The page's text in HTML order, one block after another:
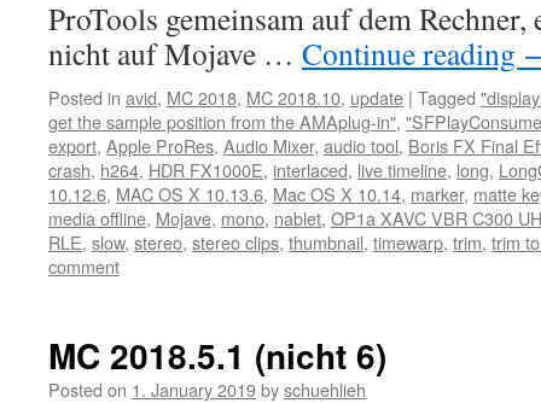
ProTools gemeinsam auf dem
nicht auf Mojave … Continue reading
Posted in avid, MC 2018, MC 2018.10, update | Tagged
get the sample position from the AMAplug-in",
export, Apple ProRes, Audio Mixer, audio tool, Boris FX Final
crash, h264, HDR FX1000E, interlaced, live timeline, long,
10.12.6, MAC OS X 10.13.6, Mac OS X 10.14, marker, matte
media offline, Mojave, mono, nablet, OP1a XAVC VBR C300
RLE, slow, stereo, stereo clips, thumbnail, timewarp, trim, trim
comment
MC 2018.5.1 (nicht 6)
Posted on 1. January 2019byschuehlieh